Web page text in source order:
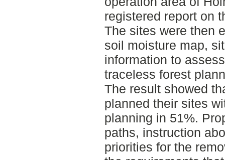
registered report on
The sites were then
soil moisture map,
information to
traceless forest
The result showed
planned their sites
planning in 51%.
paths, instruction
priorities for the